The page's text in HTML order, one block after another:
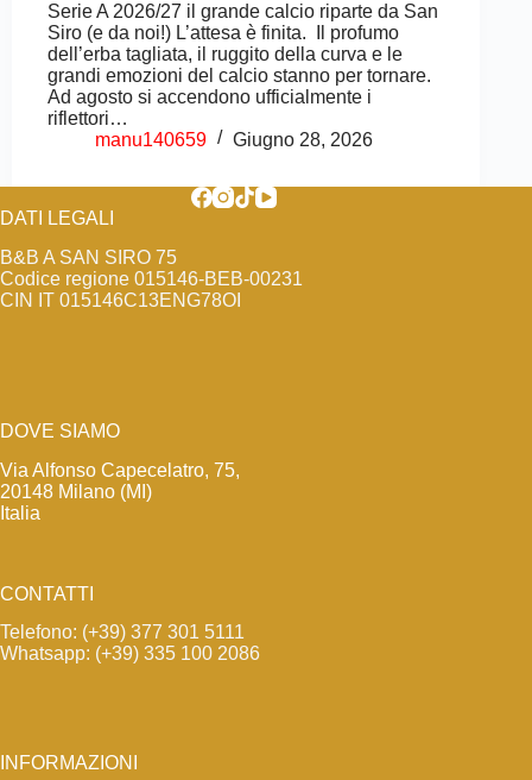
Serie A 2026/27 il grande calcio riparte da San
Siro (e da noi!) L’attesa è finita. Il profumo
dell’erba tagliata, il ruggito della curva e le
grandi emozioni del calcio stanno per tornare.
Ad agosto si accendono ufficialmente i
riflettori…
manu140659
Giugno 28, 2026
DATI LEGALI
B&B A SAN SIRO 75
Codice regione 015146-BEB-00231
CIN IT 015146C13ENG78OI
DOVE SIAMO
Via Alfonso Capecelatro, 75,
20148 Milano (MI)
Italia
CONTATTI
Telefono: (+39) 377 301 5111
Whatsapp: (+39) 335 100 2086
INFORMAZIONI